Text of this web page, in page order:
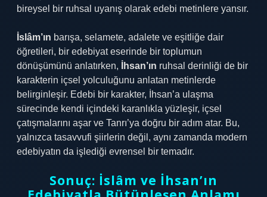
bireysel bir ruhsal uyanış olarak edebi metinlere yansır.
İslâm’ın barışa, selamete, adalete ve eşitliğe dair
öğretileri, bir edebiyat eserinde bir toplumun
dönüşümünü anlatırken,
İhsan’ın ruhsal derinliği de bir
karakterin içsel yolculuğunu anlatan metinlerde
belirginleşir. Edebi bir karakter, İhsan’a ulaşma
sürecinde kendi içindeki karanlıkla yüzleşir, içsel
çatışmalarını aşar ve Tanrı’ya doğru bir adım atar. Bu,
yalnızca tasavvufi şiirlerin değil, aynı zamanda modern
edebiyatın da işlediği evrensel bir temadır.
Sonuç: İslâm ve İhsan’ın